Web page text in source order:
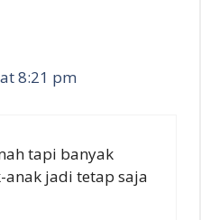
8:21 pm
tapi banyak
anak jadi tetap saja